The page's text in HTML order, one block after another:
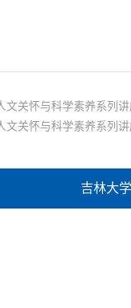
文关怀与科学素养系列
文关怀与科学素养系列
吉林大